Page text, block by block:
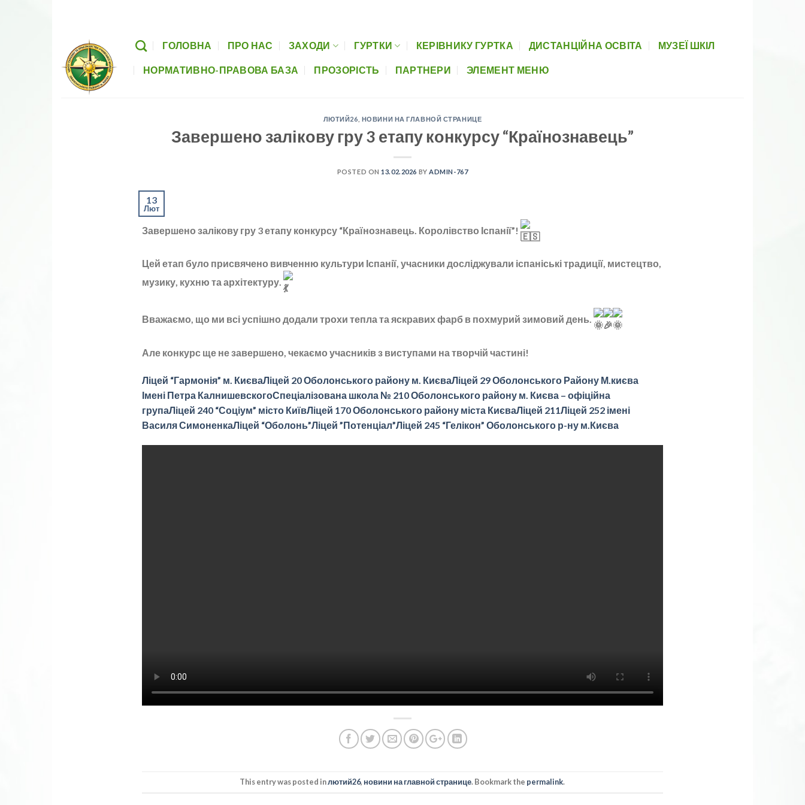
ГОЛОВНА ПРО НАС ЗАХОДИ ГУРТКИ КЕРІВНИКУ ГУРТКА ДИСТАНЦІЙНА ОСВІТА МУЗЕЇ ШКІЛ
НОРМАТИВНО-ПРАВОВА БАЗА ПРОЗОРІСТЬ ПАРТНЕРИ ЭЛЕМЕНТ МЕНЮ
ЛЮТИЙ26 НОВИНИ НА ГЛАВНОЙ СТРАНИЦЕ
Завершено залікову гру 3 етапу конкурсу “Країнознавець”
POSTED ON13.02.2026 BY ADMIN-767
13
Лют
Завершено залікову гру 3 етапу конкурсу “Країнознавець. Королівство Іспанії”!
Цей етап було присвячено вивченню культури Іспанії, учасники досліджували іспаніські традиції, мистецтво,
музику, кухню та архітектуру.
Вважаємо, що ми всі успішно додали трохи тепла та яскравих фарб в похмурий зимовий день.
Але конкурс ще не завершено, чекаємо учасників з виступами на творчій частині!
Ліцей “Гармонія” м. КиєваЛіцей 20 Оболонського району м. КиєваЛіцей 29 Оболонського Району М.києва
Імені Петра КалнишевскогоСпеціалізована школа № 210 Оболонського району м. Києва – офіційна
групаЛіцей 240 “Соціум” місто КиївЛіцей 170 Оболонського району міста КиєваЛіцей 211 Ліцей 252 імені
Василя СимоненкаЛіцей “Оболонь”Ліцей ”Потенціал”Ліцей 245 “Гелікон” Оболонського р-ну м.Києва
This entry was posted inлютий26, новини на главной странице. Bookmark the permalink.